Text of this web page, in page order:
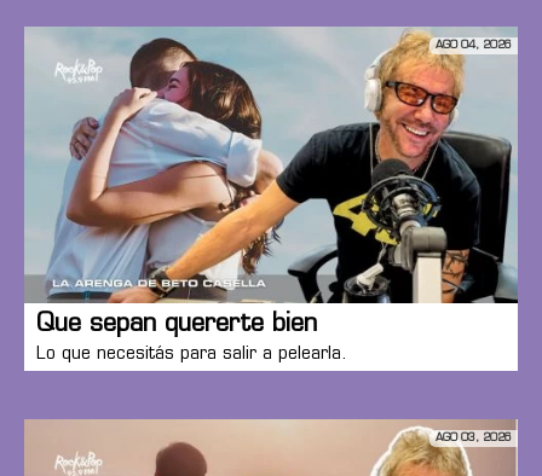
AGO 04, 2026
Que sepan quererte bien
Lo que necesitás para salir a pelearla.
AGO 03, 2026